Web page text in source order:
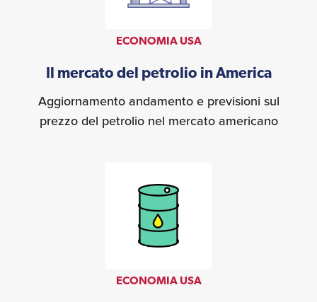
ECONOMIA USA
Il mercato del petrolio in America
Aggiornamento andamento e previsioni sul
prezzo del petrolio nel mercato americano
ECONOMIA USA